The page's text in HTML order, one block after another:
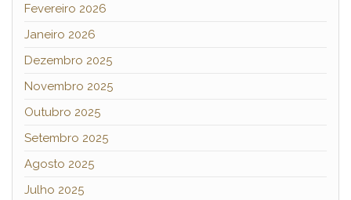
Fevereiro 2026
Janeiro 2026
Dezembro 2025
Novembro 2025
Outubro 2025
Setembro 2025
Agosto 2025
Julho 2025